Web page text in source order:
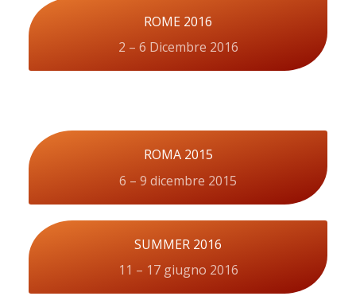
ROME 2016
2 – 6 Dicembre 2016
ROMA 2015
6 – 9 dicembre 2015
SUMMER 2016
11 – 17 giugno 2016